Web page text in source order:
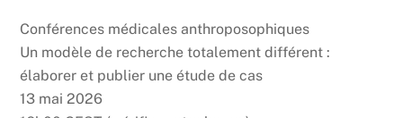
Conférences médicales anthroposophiques
Un modèle de recherche totalement différent :
élaborer et publier une étude de cas
13 mai 2026